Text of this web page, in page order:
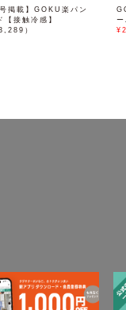
掲載】GOKU楽パン
接触冷感】
）
ー